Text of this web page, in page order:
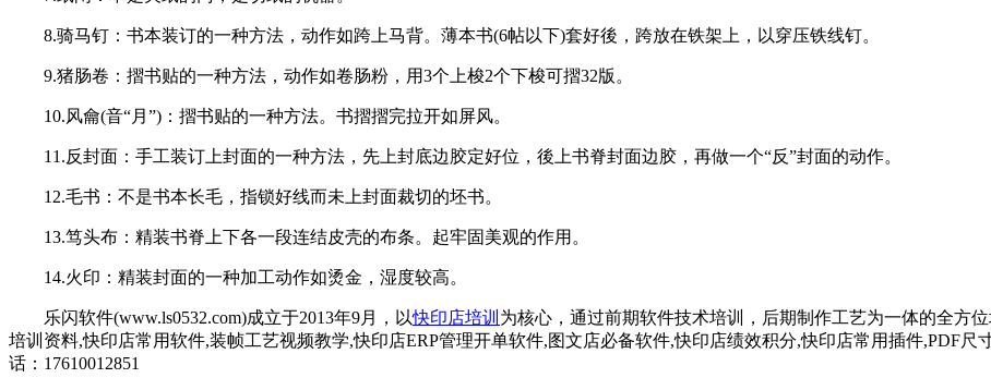
8.骑马钉：书本装订的一种方法，动作如跨上马背。薄本书(6帖以下)套好後，跨放在铁架上，以穿压铁线钉。
9.猪肠卷：摺书贴的一种方法，动作如卷肠粉，用3个上梭2个下梭可摺32版。
10.风龠(音“月”)：摺书贴的一种方法。书摺摺完拉开如屏风。
11.反封面：手工装订上封面的一种方法，先上封底边胶定好位，後上书脊封面边胶，再做一个“反”封面的动作。
12.毛书：不是书本长毛，指锁好线而未上封面裁切的坯书。
13.笃头布：精装书脊上下各一段连结皮壳的布条。起牢固美观的作用。
14.火印：精装封面的一种加工动作如烫金，湿度较高。
乐闪软件(www.ls0532.com)成立于2013年9月，以 快印店培训 为核心，通过前期软件技术培训，后期制作工艺为一体的全方
培训资料,快印店常用软件,装帧工艺视频教学,快印店ERP管理开单软件,图文店必备软件,快印店绩效积分,快印店常用插件,PDF
话：17610012851